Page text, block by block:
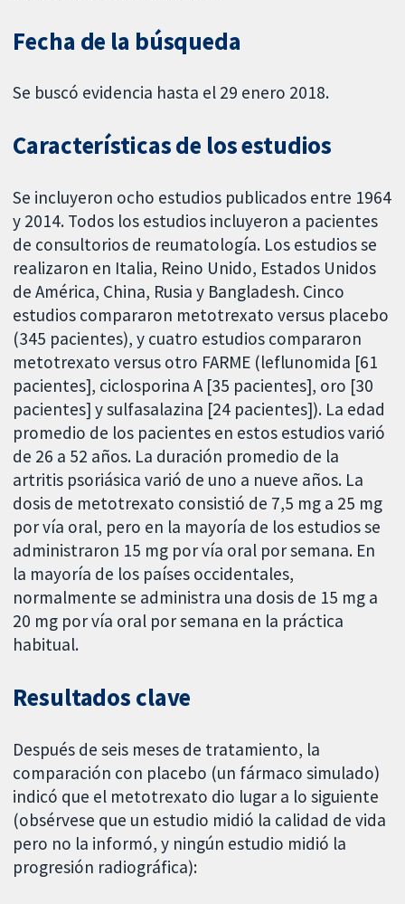
Fecha de la búsqueda
Se buscó evidencia hasta el 29 enero 2018.
Características de los estudios
Se incluyeron ocho estudios publicados entre 1964
y 2014. Todos los estudios incluyeron a pacientes
de consultorios de reumatología. Los estudios se
realizaron en Italia, Reino Unido, Estados Unidos
de América, China, Rusia y Bangladesh. Cinco
estudios compararon metotrexato versus placebo
(345 pacientes), y cuatro estudios compararon
metotrexato versus otro FARME (leflunomida [61
pacientes], ciclosporina A [35 pacientes], oro [30
pacientes] y sulfasalazina [24 pacientes]). La edad
promedio de los pacientes en estos estudios varió
de 26 a 52 años. La duración promedio de la
artritis psoriásica varió de uno a nueve años. La
dosis de metotrexato consistió de 7,5 mg a 25 mg
por vía oral, pero en la mayoría de los estudios se
administraron 15 mg por vía oral por semana. En
la mayoría de los países occidentales,
normalmente se administra una dosis de 15 mg a
20 mg por vía oral por semana en la práctica
habitual.
Resultados clave
Después de seis meses de tratamiento, la
comparación con placebo (un fármaco simulado)
indicó que el metotrexato dio lugar a lo siguiente
(obsérvese que un estudio midió la calidad de vida
pero no la informó, y ningún estudio midió la
progresión radiográfica):